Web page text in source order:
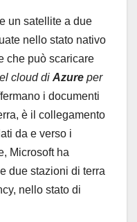
un satellite a due
nello stato nativo
che può scaricare
cloud di Azure per
i documenti
è il collegamento
da e verso i
Microsoft ha
due stazioni di terra
nello stato di